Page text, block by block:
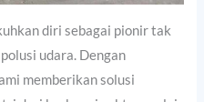
diri sebagai pionir tak
udara. Dengan
memberikan solusi